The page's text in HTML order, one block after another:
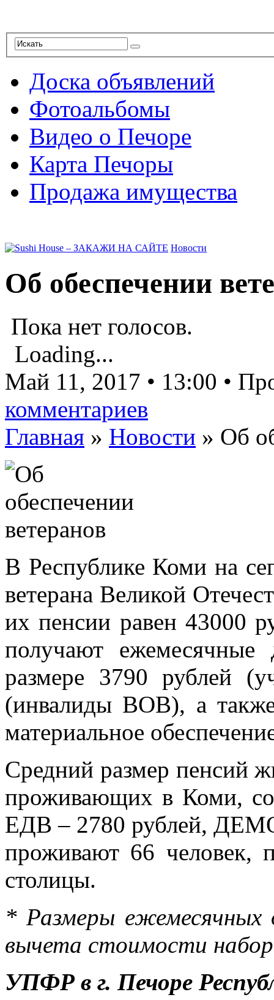
Доска объявлений
Фотоальбомы
Видео о Печоре
Карта Печоры
Продажа имущества
Новости
Об обеспечении
Пока нет голосов.
Loading...
Май 11, 2017 • 13:00 •
комментариев
Главная » Новости » Об
В Республике Коми на
ветерана Великой
их пенсии равен 43000
получают
размере 3790 рублей
(инвалиды ВОВ), а
материальное
Средний размер пенсий
проживающих в Коми,
ЕДВ – 2780 рублей, ДЕМО
проживают 66 человек,
столицы.
* Размеры ежемесячных
вычета стоимости
УПФР в г. Печоре